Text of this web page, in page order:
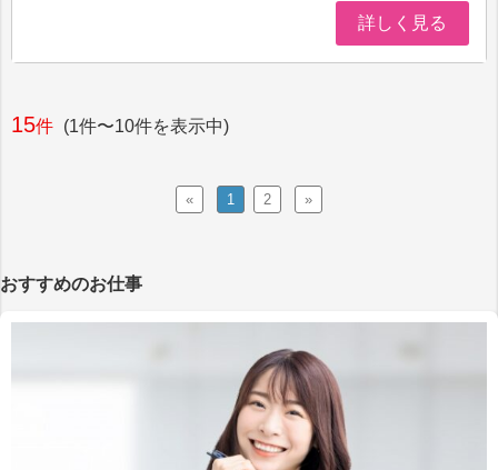
詳しく見る
15件 (1件〜10件を表示中)
« 1 2 »
おすすめのお仕事